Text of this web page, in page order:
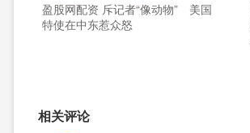
盈股网配资 斥记者“像动物” 美国
特使在中东惹众怒
相关评论